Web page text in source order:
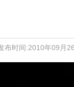
布时间:2010年09月